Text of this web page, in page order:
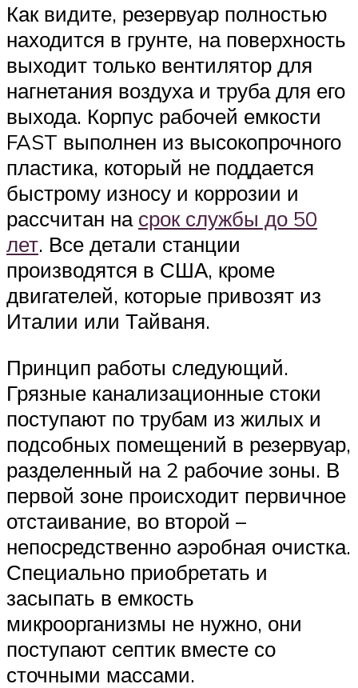
Как видите, резервуар полностью
находится в грунте, на поверхность
выходит только вентилятор для
нагнетания воздуха и труба для его
выхода. Корпус рабочей емкости
FAST выполнен из высокопрочного
пластика, который не поддается
быстрому износу и коррозии и
рассчитан на срок службы до 50
лет. Все детали станции
производятся в США, кроме
двигателей, которые привозят из
Италии или Тайваня.
Принцип работы следующий.
Грязные канализационные стоки
поступают по трубам из жилых и
подсобных помещений в резервуар,
разделенный на 2 рабочие зоны. В
первой зоне происходит первичное
отстаивание, во второй –
непосредственно аэробная очистка.
Специально приобретать и
засыпать в емкость
микроорганизмы не нужно, они
поступают септик вместе со
сточными массами.